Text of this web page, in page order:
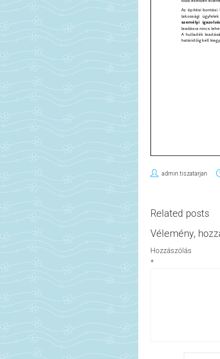
admin.tiszatarjan
Related posts
Vélemény,
Hozzászólás
*